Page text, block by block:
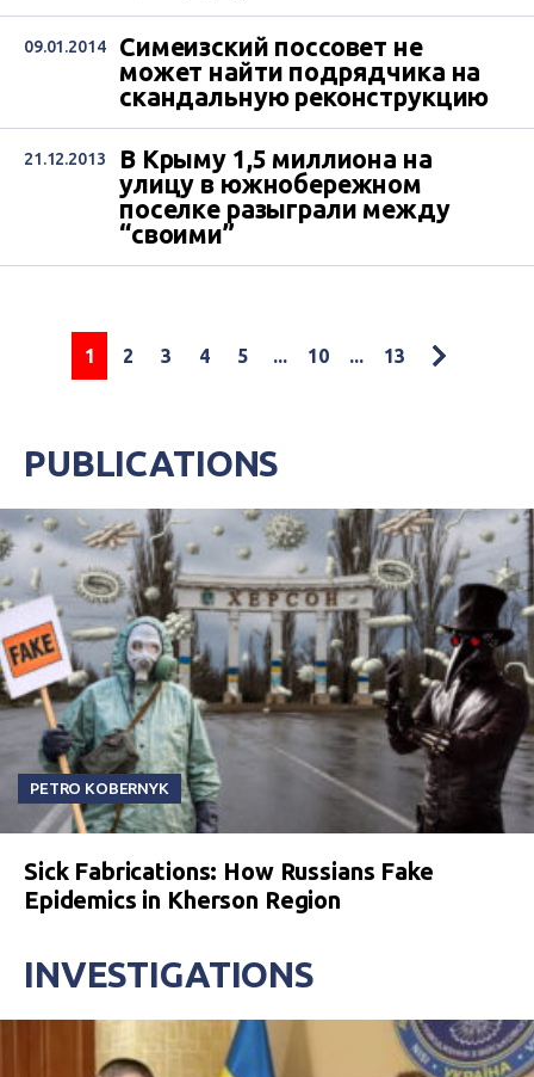
09.01.2014
Симеизский поссовет не
может найти подрядчика на
скандальную реконструкцию
21.12.2013
В Крыму 1,5 миллиона на
улицу в южнобережном
поселке разыграли между
“своими”
1 2 3 4 5 ... 10 ... 13
PUBLICATIONS
PETRO KOBERNYK
Sick Fabrications: How Russians Fake
Epidemics in Kherson Region
INVESTIGATIONS